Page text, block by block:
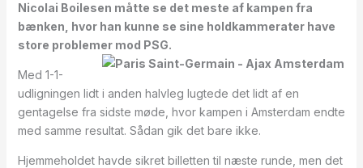
Nicolai Boilesen måtte se det meste af kampen fra
bænken, hvor han kunne se sine holdkammerater have
store problemer mod PSG.
Med 1-1-
udligningen lidt i anden halvleg lugtede det lidt af en
gentagelse fra sidste møde, hvor kampen i Amsterdam endte
med samme resultat. Sådan gik det bare ikke.
Hjemmeholdet havde sikret billetten til næste runde, men det